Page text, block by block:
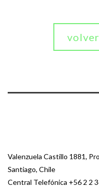
Valenzuela Castillo 1881,
Santiago, Chile
Central Telefónica +56 2 2